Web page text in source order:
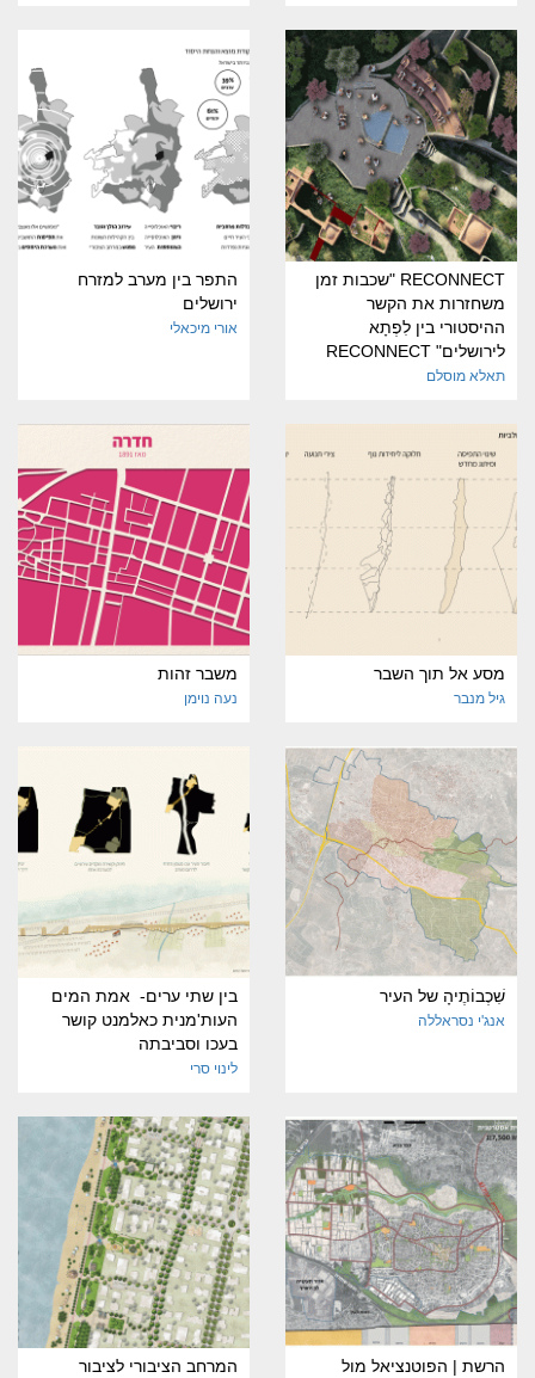
RECONNECT "שכבות זמן
משחזרות את הקשר
ההיסטורי בין לִפְתָא
לירושלים" RECONNECT
תאלא מוסלם
התפר בין מערב למזרח
ירושלים
אורי מיכאלי
מסע אל תוך השבר
גיל מנבר
משבר זהות
נעה נוימן
שִׁכְבוֹתֶיהָ של העיר
אנג'י נסראללה
בין שתי ערים- אמת המים
העות'מנית כאלמנט קושר
בעכו וסביבתה
לינוי סרי
הרשת | הפוטנציאל מול
המרחב הציבורי לציבור